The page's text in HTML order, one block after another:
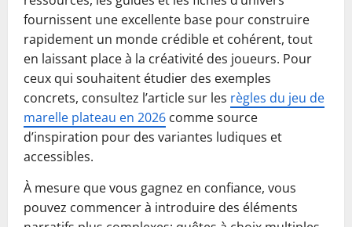
fournissent une excellente base pour construire
rapidement un monde crédible et cohérent, tout
en laissant place à la créativité des joueurs. Pour
ceux qui souhaitent étudier des exemples
concrets, consultez l’article sur les règles du jeu de
marelle plateau en 2026 comme source
d’inspiration pour des variantes ludiques et
accessibles.
À mesure que vous gagnez en confiance, vous
pouvez commencer à introduire des éléments